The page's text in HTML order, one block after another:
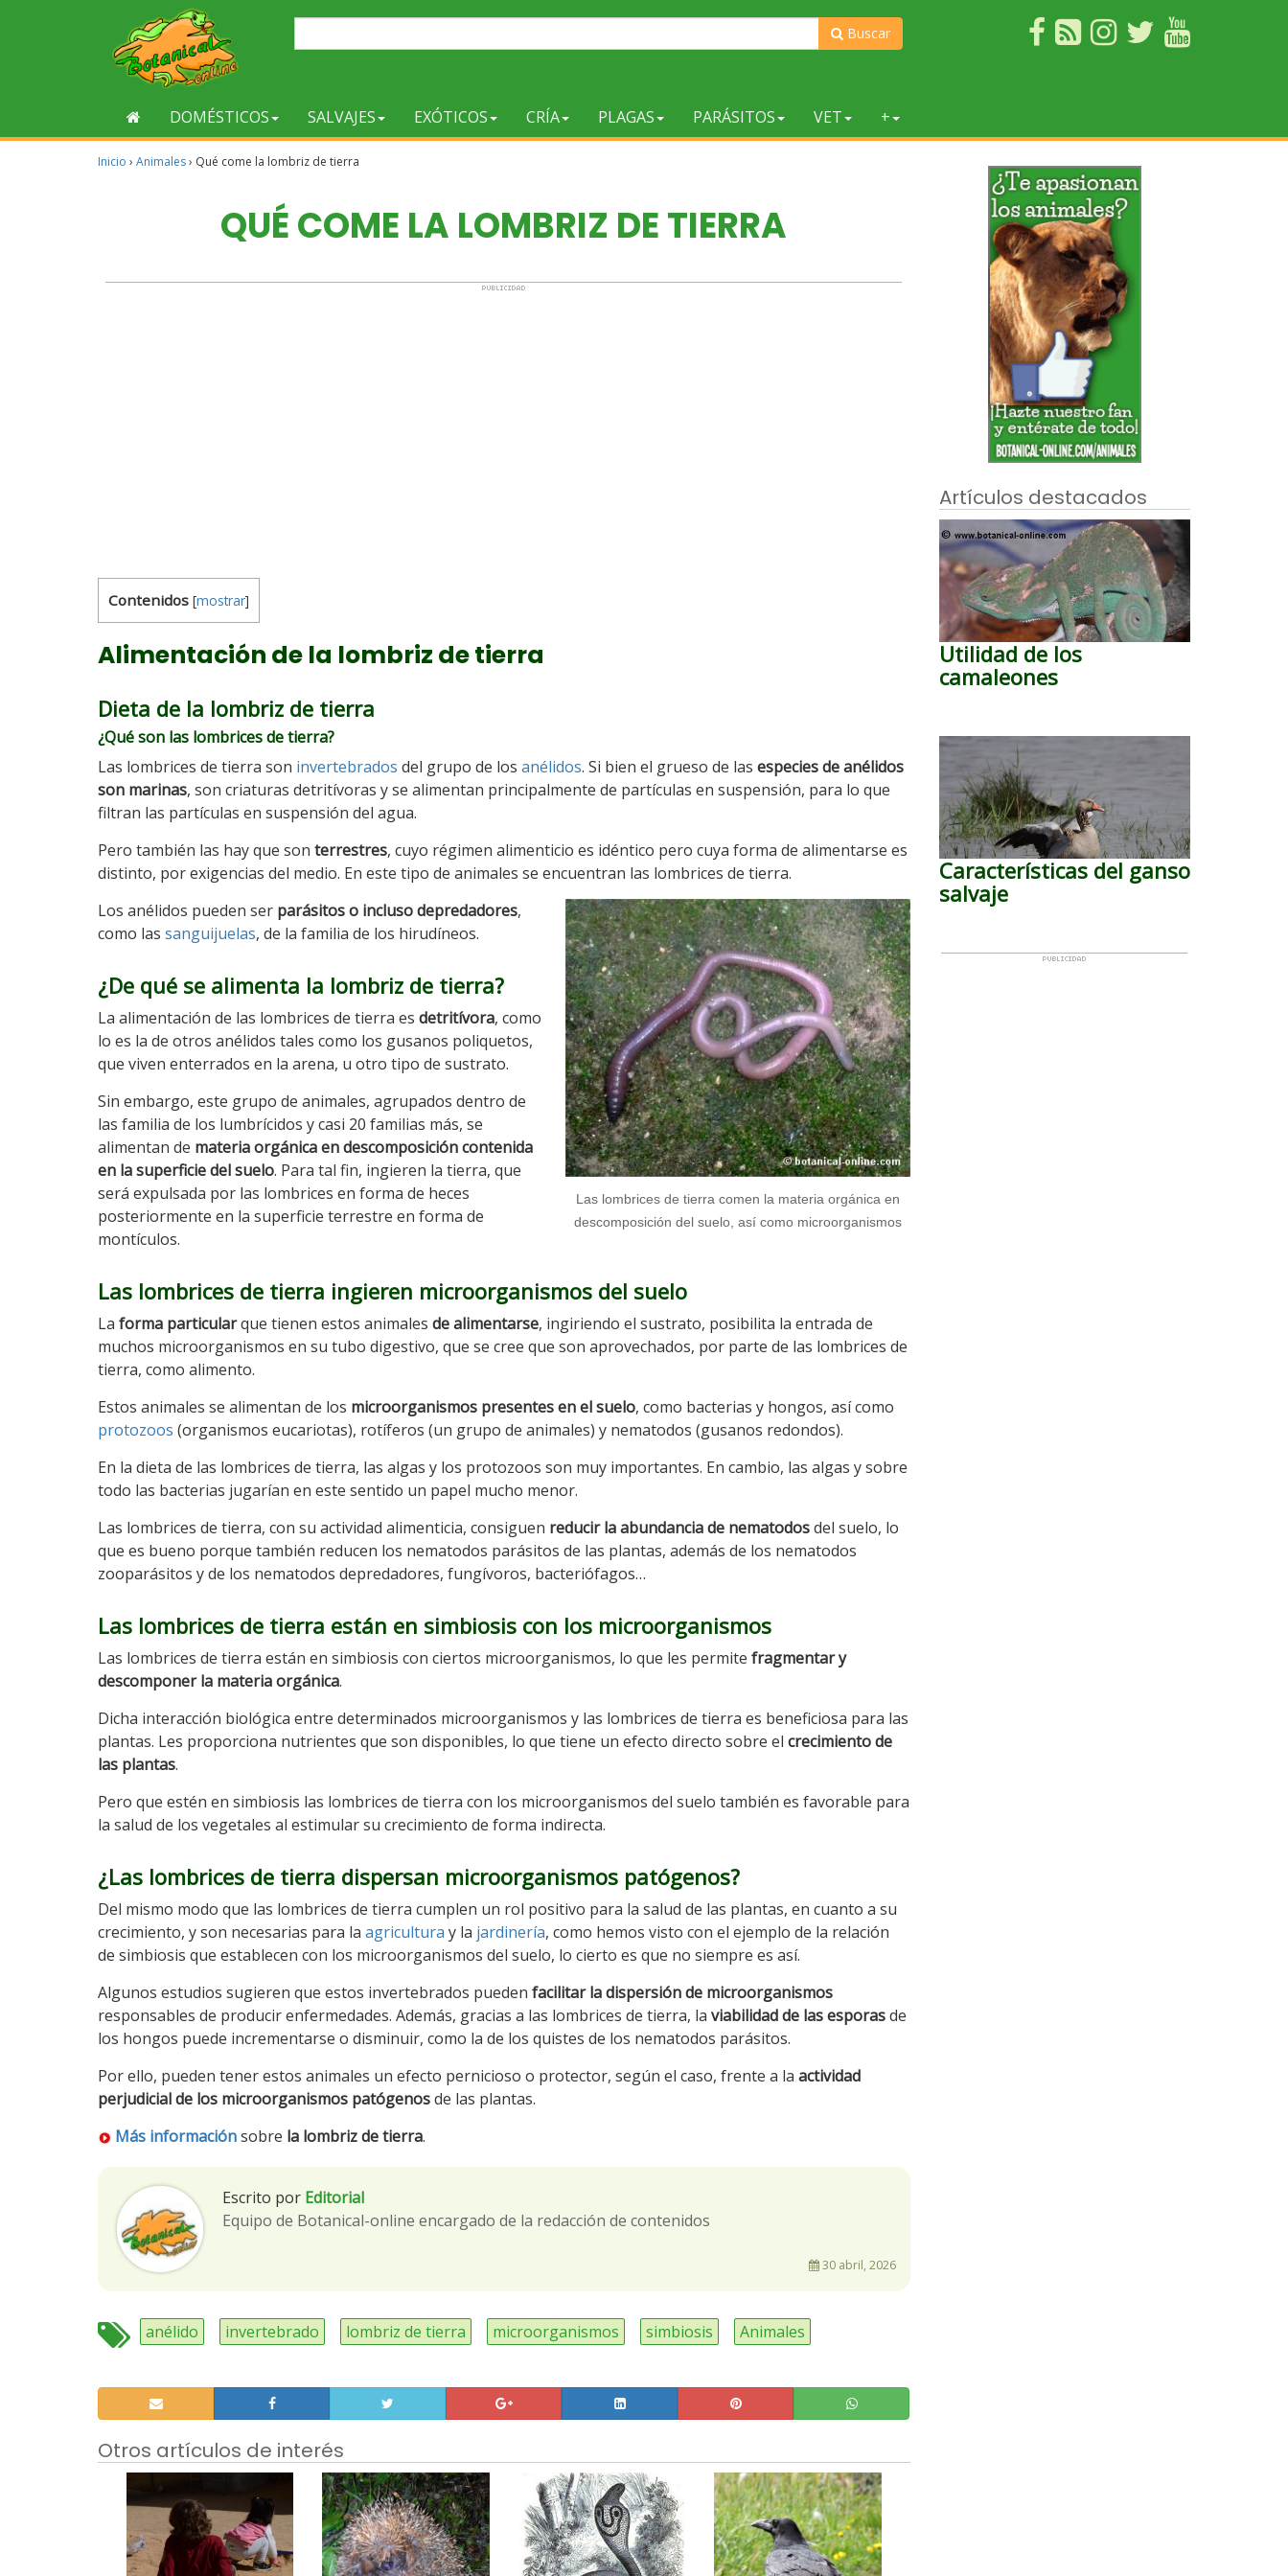
Buscar
DOMÉSTICOS SALVAJES EXÓTICOS CRÍA PLAGAS PARÁSITOS VET +
Inicio › Animales› Qué come la lombriz de tierra
QUÉ COME LA LOMBRIZ DE TIERRA
Contenidos [mostrar]
Alimentación de la lombriz de tierra
Dieta de la lombriz de tierra
¿Qué son las lombrices de tierra?
Las lombrices de tierra son invertebrados del grupo de los anélidos. Si bien el grueso de las especies de anélidos
son marinas, son criaturas detritívoras y se alimentan principalmente de partículas en suspensión, para lo que
filtran las partículas en suspensión del agua.
Pero también las hay que son terrestres, cuyo régimen alimenticio es idéntico pero cuya forma de alimentarse es
distinto, por exigencias del medio. En este tipo de animales se encuentran las lombrices de tierra.
Las lombrices de tierra comen la materia orgánica en
descomposición del suelo, así como microorganismos
Los anélidos pueden ser parásitos o incluso depredadores,
como las sanguijuelas, de la familia de los hirudíneos.
¿De qué se alimenta la lombriz de tierra?
La alimentación de las lombrices de tierra es detritívora, como
lo es la de otros anélidos tales como los gusanos poliquetos,
que viven enterrados en la arena, u otro tipo de sustrato.
Sin embargo, este grupo de animales, agrupados dentro de
las familia de los lumbrícidos y casi 20 familias más, se
alimentan de materia orgánica en descomposición contenida
en la superficie del suelo. Para tal fin, ingieren la tierra, que
será expulsada por las lombrices en forma de heces
posteriormente en la superficie terrestre en forma de
montículos.
Las lombrices de tierra ingieren microorganismos del suelo
La forma particularque tienen estos animales de alimentarse, ingiriendo el sustrato, posibilita la entrada de
muchos microorganismos en su tubo digestivo, que se cree que son aprovechados, por parte de las lombrices de
tierra, como alimento.
Estos animales se alimentan de los microorganismos presentes en el suelo, como bacterias y hongos, así como
protozoos (organismos eucariotas), rotíferos (un grupo de animales) y nematodos (gusanos redondos).
En la dieta de las lombrices de tierra, las algas y los protozoos son muy importantes. En cambio, las algas y sobre
todo las bacterias jugarían en este sentido un papel mucho menor.
Las lombrices de tierra, con su actividad alimenticia, consiguen reducir la abundancia de nematodosdel suelo, lo
que es bueno porque también reducen los nematodos parásitos de las plantas, además de los nematodos
zooparásitos y de los nematodos depredadores, fungívoros, bacteriófagos…
Las lombrices de tierra están en simbiosis con los microorganismos
Las lombrices de tierra están en simbiosis con ciertos microorganismos, lo que les permite fragmentar y
descomponer la materia orgánica.
Dicha interacción biológica entre determinados microorganismos y las lombrices de tierra es beneficiosa para las
plantas. Les proporciona nutrientes que son disponibles, lo que tiene un efecto directo sobre el crecimiento de
las plantas.
Pero que estén en simbiosis las lombrices de tierra con los microorganismos del suelo también es favorable para
la salud de los vegetales al estimular su crecimiento de forma indirecta.
¿Las lombrices de tierra dispersan microorganismos patógenos?
Del mismo modo que las lombrices de tierra cumplen un rol positivo para la salud de las plantas, en cuanto a su
crecimiento, y son necesarias para la agricultura y la jardinería, como hemos visto con el ejemplo de la relación
de simbiosis que establecen con los microorganismos del suelo, lo cierto es que no siempre es así.
Algunos estudios sugieren que estos invertebrados pueden facilitar la dispersión de microorganismos
responsables de producir enfermedades. Además, gracias a las lombrices de tierra, la viabilidad de las esporasde
los hongos puede incrementarse o disminuir, como la de los quistes de los nematodos parásitos.
Por ello, pueden tener estos animales un efecto pernicioso o protector, según el caso, frente a la actividad
perjudicial de los microorganismos patógenosde las plantas.
Más informaciónsobre la lombriz de tierra.
Escrito por Editorial
Equipo de Botanical-online encargado de la redacción de contenidos
30 abril, 2026
anélido invertebrado lombriz de tierra microorganismos simbiosis Animales
Otros artículos de interés
Artículos destacados
Utilidad de los
camaleones
Características del ganso
salvaje